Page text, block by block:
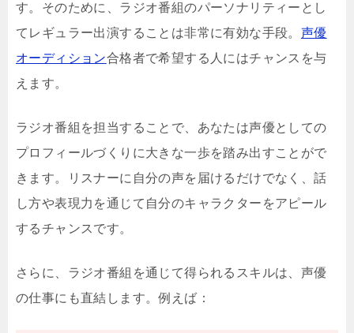
す。そのために、ラジオ番組のパーソナリティーとし
てレギュラー出演することは非常に有効な手段。 声優
オーディション合格者で希望する人にはチャンスを与
えます。
ラジオ番組を担当することで、あなたは声優としての
プロフィールづくりに大きな一歩を踏み出すことがで
きます。リスナーに自分の声を届けるだけでなく、話
し方や表現力を通じて自分のキャラクターをアピール
するチャンスです。
さらに、ラジオ番組を通じて得られるスキルは、声優
の仕事にも直結します。例えば：